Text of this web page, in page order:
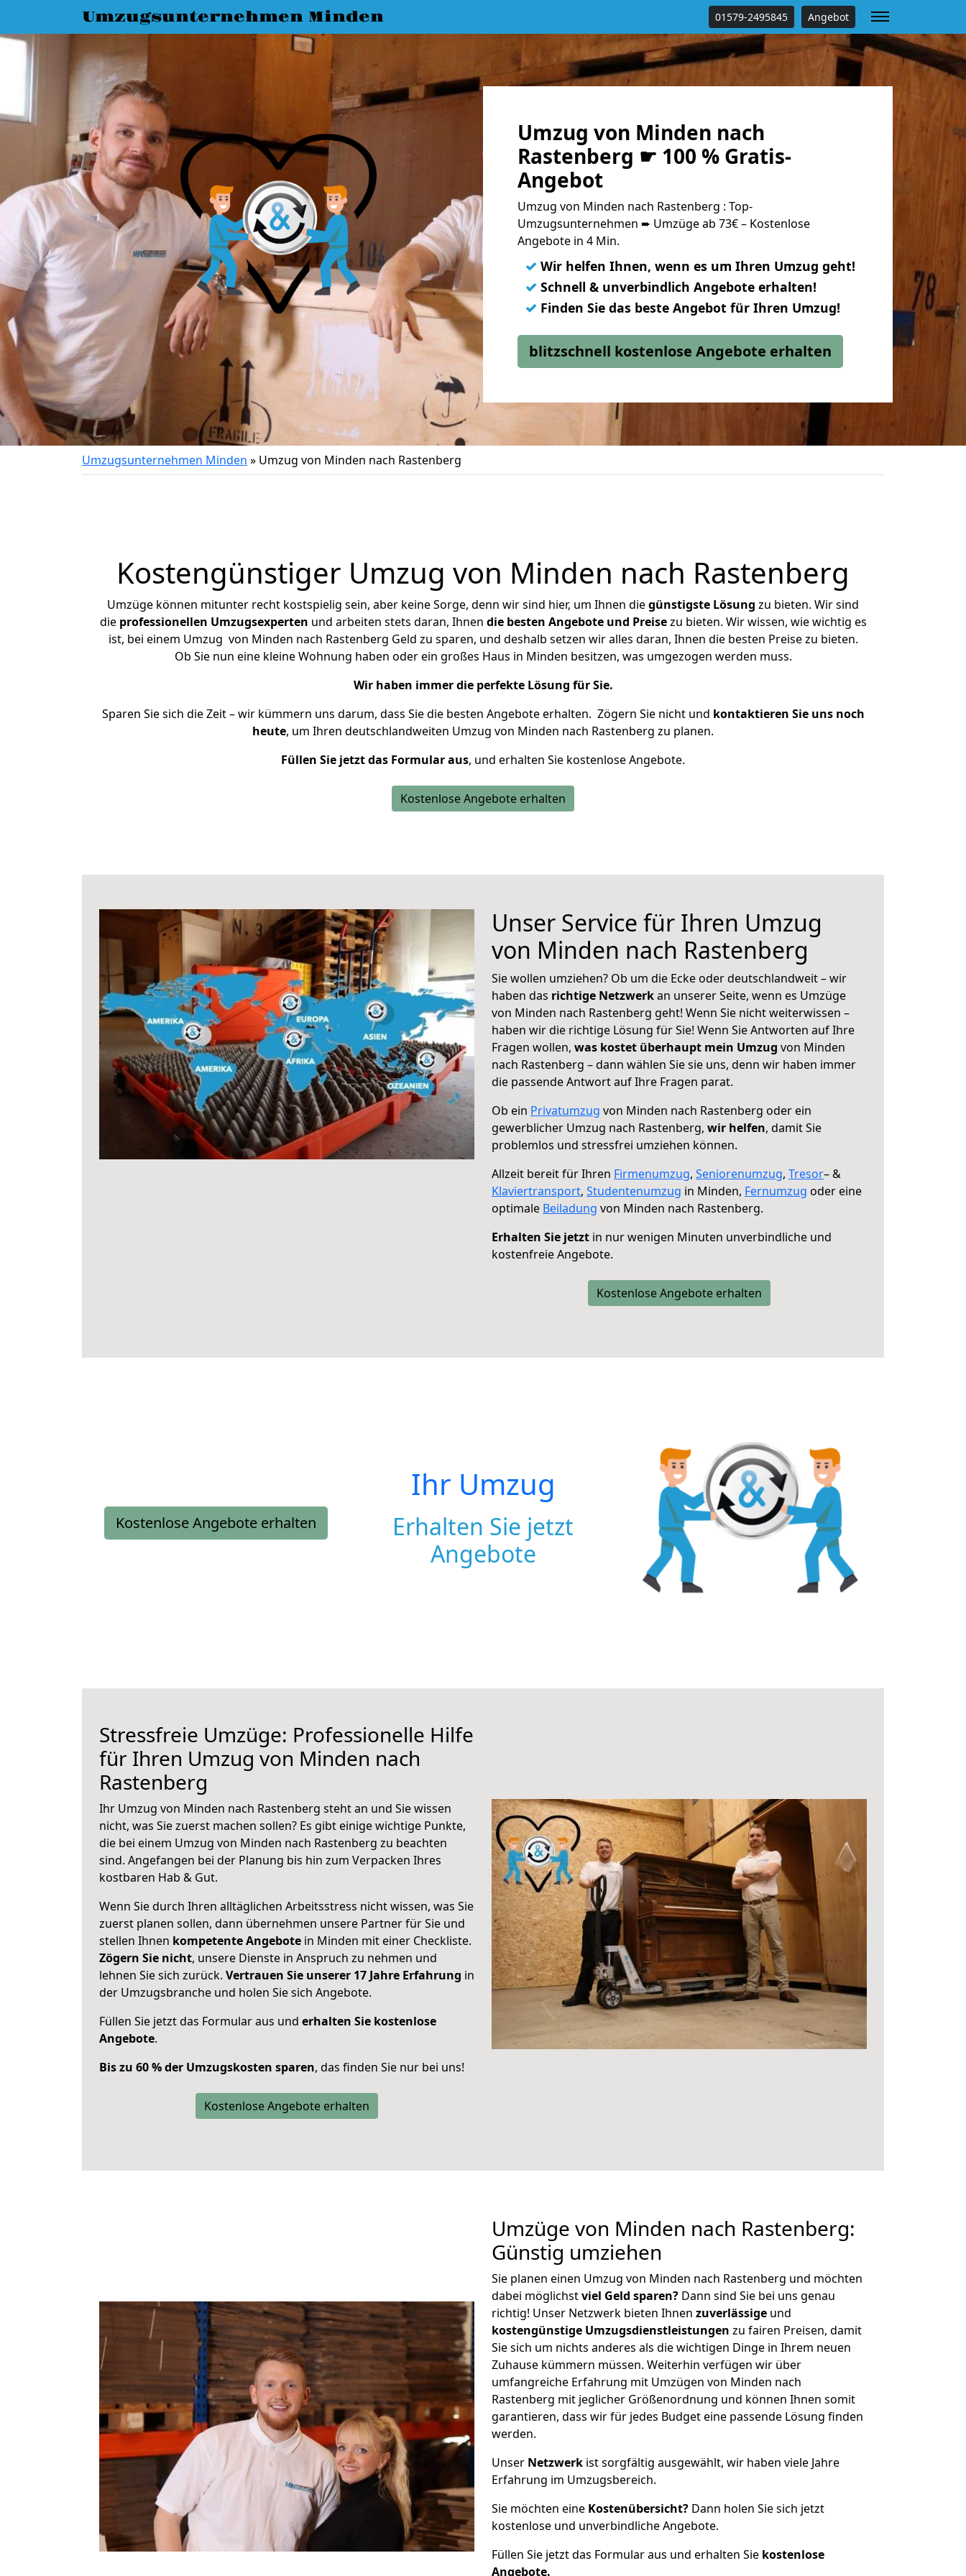
Umzugsunternehmen Minden 01579-2495845 Angebot
Umzug von Minden nach
Rastenberg ☛ 100 % Gratis-
Angebot
Umzug von Minden nach Rastenberg : Top-
Umzugsunternehmen ➨ Umzüge ab 73€ – Kostenlose
Angebote in 4 Min.
✓ Wir helfen Ihnen, wenn es um Ihren Umzug geht!
✓ Schnell & unverbindlich Angebote erhalten!
✓ Finden Sie das beste Angebot für Ihren Umzug!
blitzschnell kostenlose Angebote erhalten
Umzugsunternehmen Minden » Umzug von Minden nach Rastenberg
Kostengünstiger Umzug von Minden nach Rastenberg
Umzüge können mitunter recht kostspielig sein, aber keine Sorge, denn wir sind hier, um Ihnen diegünstigste Lösung zu bieten. Wir sind
die professionellen Umzugsexperten und arbeiten stets daran, Ihnen die besten Angebote und Preisezu bieten. Wir wissen, wie wichtig es
ist, bei einem Umzug von Minden nach Rastenberg Geld zu sparen, und deshalb setzen wir alles daran, Ihnen die besten Preise zu bieten.
Ob Sie nun eine kleine Wohnung haben oder ein großes Haus in Minden besitzen, was umgezogen werden muss.
Wir haben immer die perfekte Lösung für Sie.
Sparen Sie sich die Zeit – wir kümmern uns darum, dass Sie die besten Angebote erhalten. Zögern Sie nicht und kontaktieren Sie uns noch
heute, um Ihren deutschlandweiten Umzug von Minden nach Rastenberg zu planen.
Füllen Sie jetzt das Formular aus, und erhalten Sie kostenlose Angebote.
Kostenlose Angebote erhalten
Unser Service für Ihren Umzug
von Minden nach Rastenberg
Sie wollen umziehen? Ob um die Ecke oder deutschlandweit – wir
haben das richtige Netzwerkan unserer Seite, wenn es Umzüge
von Minden nach Rastenberg geht! Wenn Sie nicht weiterwissen –
haben wir die richtige Lösung für Sie! Wenn Sie Antworten auf Ihre
Fragen wollen, was kostet überhaupt mein Umzug von Minden
nach Rastenberg – dann wählen Sie sie uns, denn wir haben immer
die passende Antwort auf Ihre Fragen parat.
Ob ein Privatumzug von Minden nach Rastenberg oder ein
gewerblicher Umzug nach Rastenberg, wir helfen, damit Sie
problemlos und stressfrei umziehen können.
Allzeit bereit für Ihren Firmenumzug, Seniorenumzug, Tresor– &
Klaviertransport, Studentenumzug in Minden, Fernumzug oder eine
optimale Beiladung von Minden nach Rastenberg.
Erhalten Sie jetzt in nur wenigen Minuten unverbindliche und
kostenfreie Angebote.
Kostenlose Angebote erhalten
Kostenlose Angebote erhalten
Ihr Umzug
Erhalten Sie jetzt
Angebote
Stressfreie Umzüge: Professionelle Hilfe
für Ihren Umzug von Minden nach
Rastenberg
Ihr Umzug von Minden nach Rastenberg steht an und Sie wissen
nicht, was Sie zuerst machen sollen? Es gibt einige wichtige Punkte,
die bei einem Umzug von Minden nach Rastenberg zu beachten
sind. Angefangen bei der Planung bis hin zum Verpacken Ihres
kostbaren Hab & Gut.
Wenn Sie durch Ihren alltäglichen Arbeitsstress nicht wissen, was Sie
zuerst planen sollen, dann übernehmen unsere Partner für Sie und
stellen Ihnen kompetente Angebote in Minden mit einer Checkliste.
Zögern Sie nicht, unsere Dienste in Anspruch zu nehmen und
lehnen Sie sich zurück. Vertrauen Sie unserer 17 Jahre Erfahrung in
der Umzugsbranche und holen Sie sich Angebote.
Füllen Sie jetzt das Formular aus und erhalten Sie kostenlose
Angebote.
Bis zu 60 % der Umzugskosten sparen, das finden Sie nur bei uns!
Kostenlose Angebote erhalten
Umzüge von Minden nach Rastenberg:
Günstig umziehen
Sie planen einen Umzug von Minden nach Rastenberg und möchten
dabei möglichstviel Geld sparen? Dann sind Sie bei uns genau
richtig! Unser Netzwerk bieten Ihnen zuverlässige und
kostengünstige Umzugsdienstleistungen zu fairen Preisen, damit
Sie sich um nichts anderes als die wichtigen Dinge in Ihrem neuen
Zuhause kümmern müssen. Weiterhin verfügen wir über
umfangreiche Erfahrung mit Umzügen von Minden nach
Rastenberg mit jeglicher Größenordnung und können Ihnen somit
garantieren, dass wir für jedes Budget eine passende Lösung finden
werden.
Unser Netzwerk ist sorgfältig ausgewählt, wir haben viele Jahre
Erfahrung im Umzugsbereich.
Sie möchten eine Kostenübersicht? Dann holen Sie sich jetzt
kostenlose und unverbindliche Angebote.
Füllen Sie jetzt das Formular aus und erhalten Sie kostenlose
Angebote.